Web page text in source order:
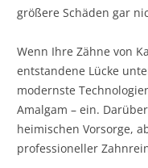
größere Schäden gar
Wenn Ihre Zähne von
entstandene Lücke
modernste
Amalgam – ein.
heimischen Vorsorge,
professioneller